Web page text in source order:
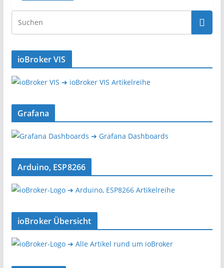
ioBroker VIS
➔ ioBroker VIS Artikelreihe
Grafana
➔ Grafana Dashboards
Arduino, ESP8266
➔ Arduino, ESP8266 Artikelreihe
ioBroker Übersicht
➔ Alle Artikel rund um ioBroker